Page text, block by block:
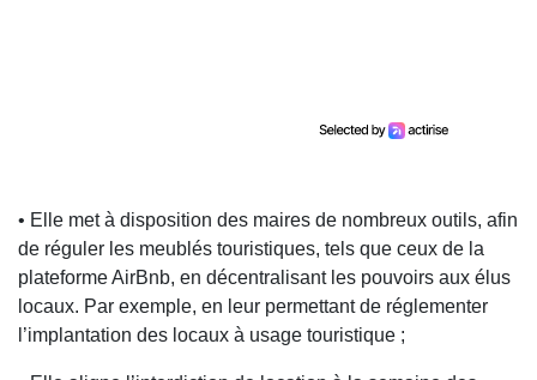
• Elle met à disposition des maires de nombreux outils, afin
de réguler les meublés touristiques, tels que ceux de la
plateforme AirBnb, en décentralisant les pouvoirs aux élus
locaux. Par exemple, en leur permettant de réglementer
l’implantation des locaux à usage touristique ;